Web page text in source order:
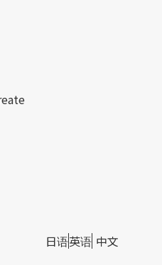
日语英语 中文